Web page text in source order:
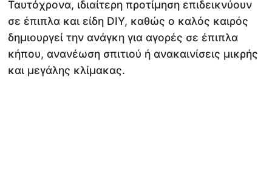
Ταυτόχρονα, ιδιαίτερη προτίμηση επιδεικνύουν
σε έπιπλα και είδη DIY, καθώς ο καλός καιρός
δημιουργεί την ανάγκη για αγορές σε έπιπλα
κήπου, ανανέωση σπιτιού ή ανακαινίσεις μικρής
και μεγάλης κλίμακας.